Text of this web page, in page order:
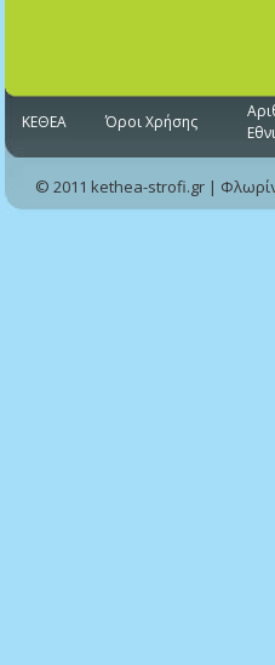
ΚΕΘΕΑ Όροι Χρήσης
© 2011 kethea-strofi.gr |